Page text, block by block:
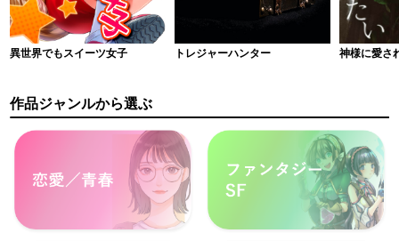
異世界でもスイーツ女子 トレジャーハンター 神様に愛さ
作品ジャンルから選ぶ